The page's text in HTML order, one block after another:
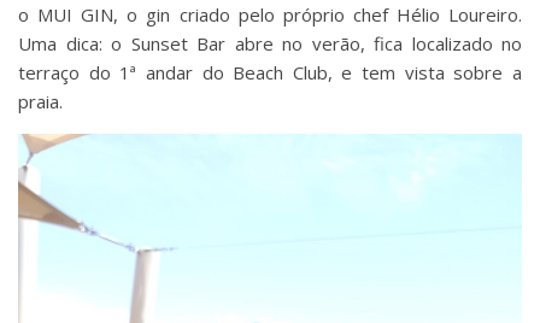
o MUI GIN, o gin criado pelo próprio chef Hélio Loureiro.
Uma dica: o Sunset Bar abre no verão, fica localizado no
terraço do 1ª andar do Beach Club, e tem vista sobre a
praia.